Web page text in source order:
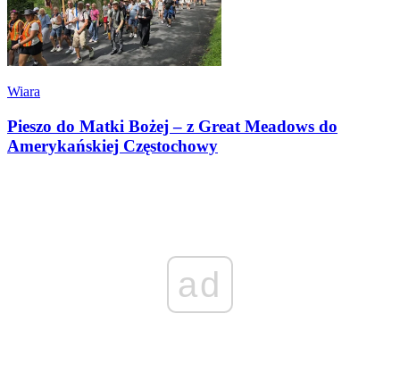
Wiara
Pieszo do Matki Bożej – z Great Meadows do
Amerykańskiej Częstochowy
ad